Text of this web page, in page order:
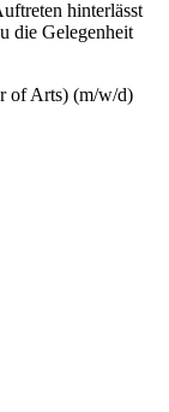
hinterlässt
die Gelegenheit
of Arts) (m/w/d)